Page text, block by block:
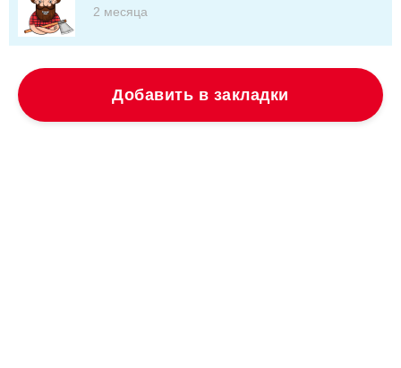
2 месяца
Добавить в закладки